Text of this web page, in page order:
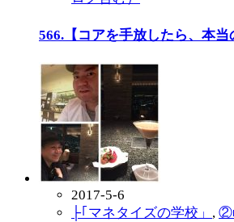
566.【コアを手放したら、本当
2017-5-6
├｢マネタイズの学校」 ,